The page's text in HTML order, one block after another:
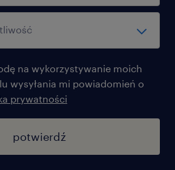
3 zmianowym
w przedziale 6000 – 6500
do 7000 zł brutto)
15% wypłacana co
weekendowy: + 1200 zł
na wykorzystywanie moich
wysyłania mi powiadomień o
prywatności
potwierdź